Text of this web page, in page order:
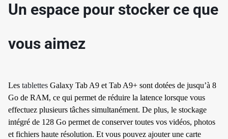
Un espace pour stocker ce que
vous aimez
Les tablettes Galaxy Tab A9 et Tab A9+ sont dotées de jusqu’à 8
Go de RAM, ce qui permet de réduire la latence lorsque vous
effectuez plusieurs tâches simultanément. De plus, le stockage
intégré de 128 Go permet de conserver toutes vos vidéos, photos
et fichiers haute résolution. Et vous pouvez ajouter une carte